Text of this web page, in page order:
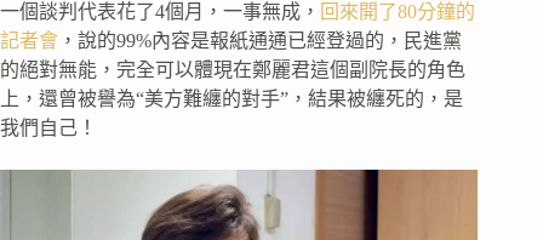
一個談判代表花了4個月，一事無成， 回來開了80分鐘的
記者會 ，說的99%內容是報紙通通已經登過的，民進黨
的絕對無能，完全可以體現在鄭麗君這個副院長的角色
上，還曾被譽為“美方難纏的對手”，結果被纏死的，是
我們自己！